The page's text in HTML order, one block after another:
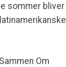
sommer bliver
Om